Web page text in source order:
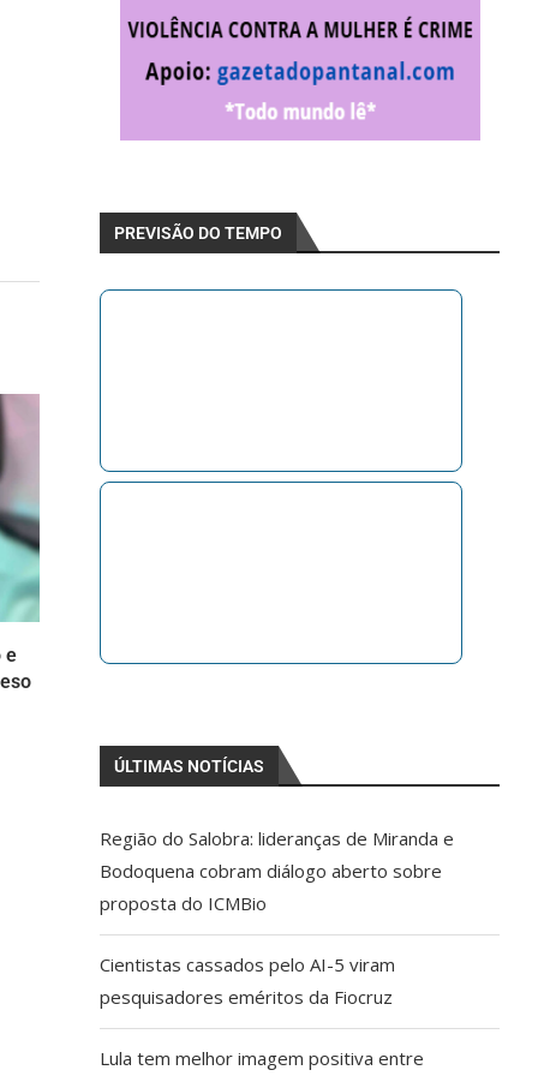
e
PREVISÃO DO TEMPO
ÚLTIMAS NOTÍCIAS
Região do Salobra: lideranças de Miranda e
Bodoquena cobram diálogo aberto sobre
proposta do ICMBio
Cientistas cassados pelo AI-5 viram
pesquisadores eméritos da Fiocruz
Lula tem melhor imagem positiva entre